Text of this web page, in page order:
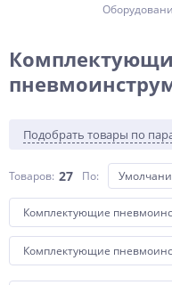
Подобрать товары по
Товаров: 27 По:
Комплектующие
Комплектующие